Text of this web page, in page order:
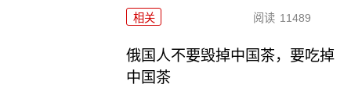
相关 阅读 11489
俄国人不要毁掉中国茶，要吃掉
中国茶